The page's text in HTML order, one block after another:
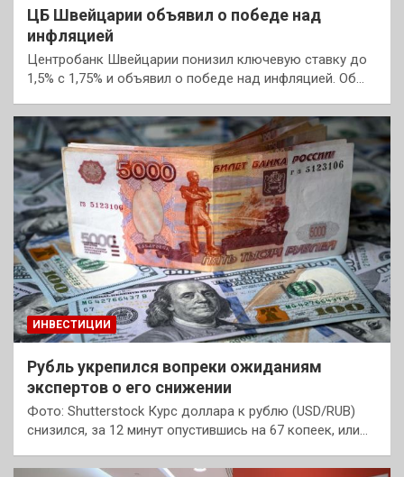
ЦБ Швейцарии объявил о победе над
инфляцией
Центробанк Швейцарии понизил ключевую ставку до
1,5% с 1,75% и объявил о победе над инфляцией. Об…
ИНВЕСТИЦИИ
Рубль укрепился вопреки ожиданиям
экспертов о его снижении
Фото: Shutterstock Курс доллара к рублю (USD/RUB)
снизился, за 12 минут опустившись на 67 копеек, или…